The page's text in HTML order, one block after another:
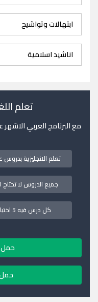
ابتهالات وتواشيح
اناشيد اسلامية
تعلم
مع البرنامج العربي الاشهر على
تعلم الانجليزية
جميع الدروس لا
كل درس فيه 5 اختبارات تفاعلية لتحسين اللفظ والنطق
حمل